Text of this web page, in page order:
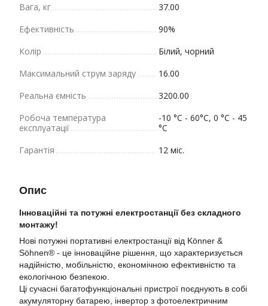
Вага, кг
37.00
Ефективність
90%
Колір
Білий, чорний
Максимальний струм заряду
16.00
Реальна ємність
3200.00
Робоча температура
експлуатації
-10 °C - 60°C, 0 °C - 45
°C
Гарантія
12 міс.
Опис
Інноваційні та потужні електростанції без складного
монтажу!
Нові потужні портативні електростанції від Könner &
Söhnen® - це інноваційне рішення, що характеризується
надійністю, мобільністю, економічною ефективністю та
екологічною безпекою.
Ці сучасні багатофункціональні пристрої поєднують в собі
акумуляторну батарею, інвертор з фотоелектричним